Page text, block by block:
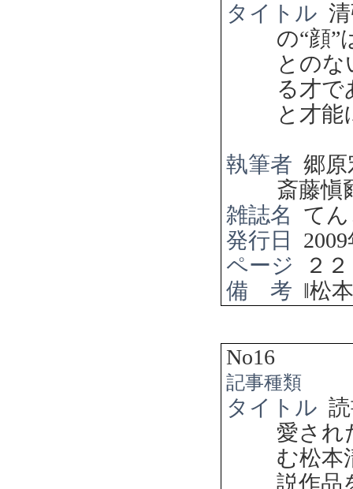
タイトル
の“顔”
との
る才で
と才能
執筆者 郷原
斎藤愼
雑誌名
て
発行日
2009
ページ
２
備 考 ‖松
No16
記事種類
タイトル
愛され
む松
説作品